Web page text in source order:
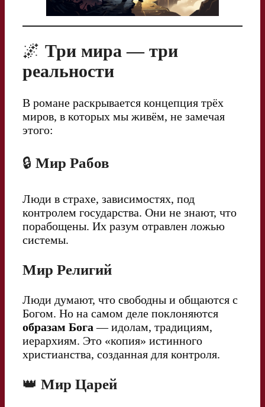
🌌 Три мира — три
реальности
В романе раскрывается концепция трёх
миров, в которых мы живём, не замечая
этого:
🔒 Мир Рабов
Люди в страхе, зависимостях, под
контролем государства. Они не знают, что
порабощены. Их разум отравлен ложью
системы.
Мир Религий
Люди думают, что свободны и общаются с
Богом. Но на самом деле поклоняются
образам Бога — идолам, традициям,
иерархиям. Это «копия» истинного
христианства, созданная для контроля.
👑 Мир Царей